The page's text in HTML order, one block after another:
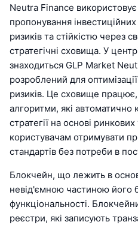
Neutra Finance використовує
пропонування
ризиків та стійкістю через
стратегічні сховища. У
знаходиться GLP Market
розроблений для
ризиків. Це сховище
алгоритми, які автоматично
стратегії на основі
користувачам отримувати
стандартів без потреби в
Блокчейн, що лежить в
невід'ємною частиною його
функціональності.
реєстри, які записують